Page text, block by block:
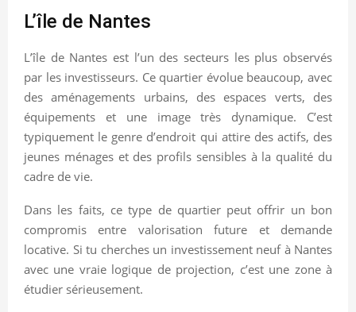
L’île de Nantes
L’île de Nantes est l’un des secteurs les plus observés
par les investisseurs. Ce quartier évolue beaucoup, avec
des aménagements urbains, des espaces verts, des
équipements et une image très dynamique. C’est
typiquement le genre d’endroit qui attire des actifs, des
jeunes ménages et des profils sensibles à la qualité du
cadre de vie.
Dans les faits, ce type de quartier peut offrir un bon
compromis entre valorisation future et demande
locative. Si tu cherches un investissement neuf à Nantes
avec une vraie logique de projection, c’est une zone à
étudier sérieusement.